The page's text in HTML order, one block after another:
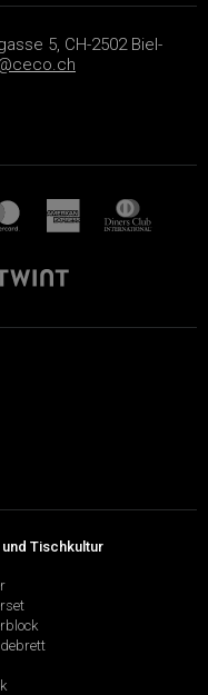
5, CH-2502 Biel-
Tischkultur